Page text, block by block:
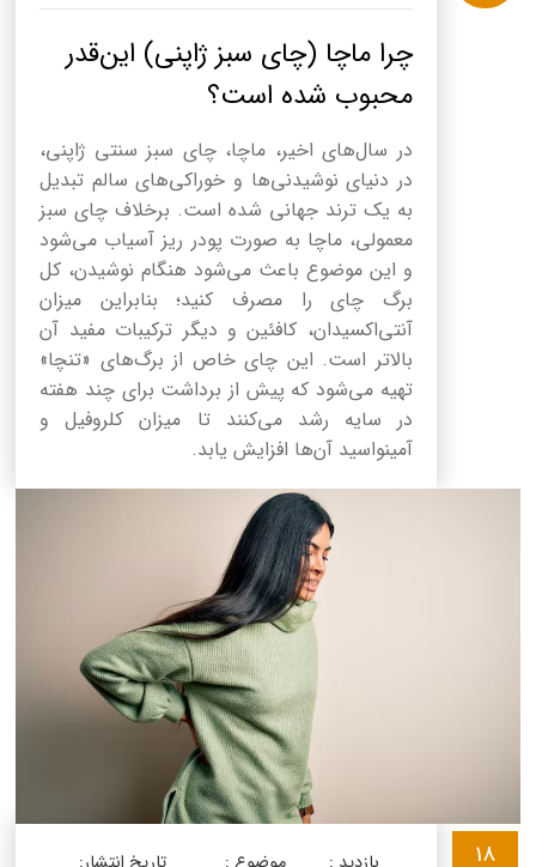
چرا ماچا (چای سبز ژاپنی) این‌قدر
محبوب شده است؟
در سال‌های اخیر، ماچا، چای سبز سنتی ژاپنی،
در دنیای نوشیدنی‌ها و خوراکی‌های سالم تبدیل
به یک ترند جهانی شده است. برخلاف چای سبز
معمولی، ماچا به صورت پودر ریز آسیاب می‌شود
و این موضوع باعث می‌شود هنگام نوشیدن، کل
برگ چای را مصرف کنید؛ بنابراین میزان
آنتی‌اکسیدان، کافئین و دیگر ترکیبات مفید آن
بالاتر است. این چای خاص از برگ‌های «تنچا»
تهیه می‌شود که پیش از برداشت برای چند هفته
در سایه رشد می‌کنند تا میزان کلروفیل و
آمینواسید آن‌ها افزایش یابد.
18